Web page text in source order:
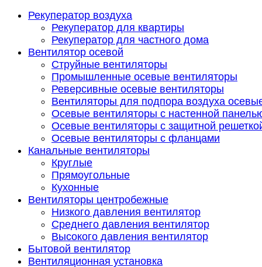
Рекуператор воздуха
Рекуператор для квартиры
Рекуператор для частного дома
Вентилятор осевой
Струйные вентиляторы
Промышленные осевые вентиляторы
Реверсивные осевые вентиляторы
Вентиляторы для подпора воздуха
Осевые вентиляторы с настенной
Осевые вентиляторы с защитной
Осевые вентиляторы с фланцами
Канальные вентиляторы
Круглые
Прямоугольные
Кухонные
Вентиляторы центробежные
Низкого давления вентилятор
Среднего давления вентилятор
Высокого давления вентилятор
Бытовой вентилятор
Вентиляционная установка